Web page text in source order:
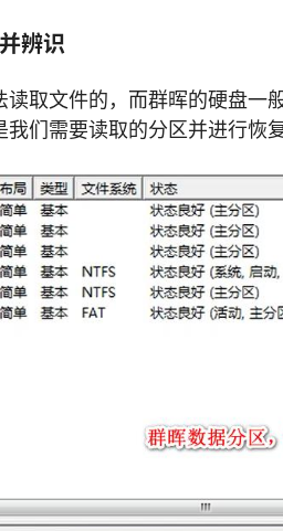
辨识
取文件的，而群晖的硬盘一
们需要读取的分区并进行恢